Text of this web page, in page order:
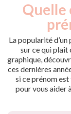
Quelle
La popularité
sur ce qui plaît
graphique,
ces dernières
si ce prénom
pour vous aider
Année
Nouveaux-
nés
2010
17
2011
9
2012
17
2013
15
2014
8
2015
6